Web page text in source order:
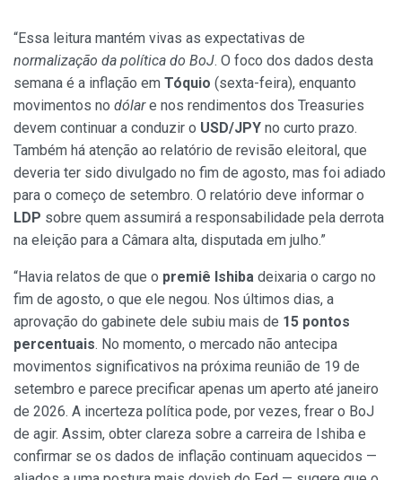
“Essa leitura mantém vivas as expectativas de
normalização da política do BoJ. O foco dos dados desta
semana é a inflação em Tóquio (sexta-feira), enquanto
movimentos no dólare nos rendimentos dos Treasuries
devem continuar a conduzir o USD/JPY no curto prazo.
Também há atenção ao relatório de revisão eleitoral, que
deveria ter sido divulgado no fim de agosto, mas foi adiado
para o começo de setembro. O relatório deve informar o
LDP sobre quem assumirá a responsabilidade pela derrota
na eleição para a Câmara alta, disputada em julho.”
“Havia relatos de que o premiê Ishiba deixaria o cargo no
fim de agosto, o que ele negou. Nos últimos dias, a
aprovação do gabinete dele subiu mais de 15 pontos
percentuais. No momento, o mercado não antecipa
movimentos significativos na próxima reunião de 19 de
setembro e parece precificar apenas um aperto até janeiro
de 2026. A incerteza política pode, por vezes, frear o BoJ
de agir. Assim, obter clareza sobre a carreira de Ishiba e
confirmar se os dados de inflação continuam aquecidos —